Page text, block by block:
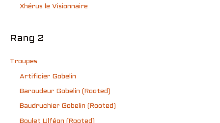
Xhérus le Visionnaire
Rang 2
Troupes
Artificier Gobelin
Baroudeur Gobelin (Rooted)
Baudruchier Gobelin (Rooted)
Boulet Ulféon (Rooted)